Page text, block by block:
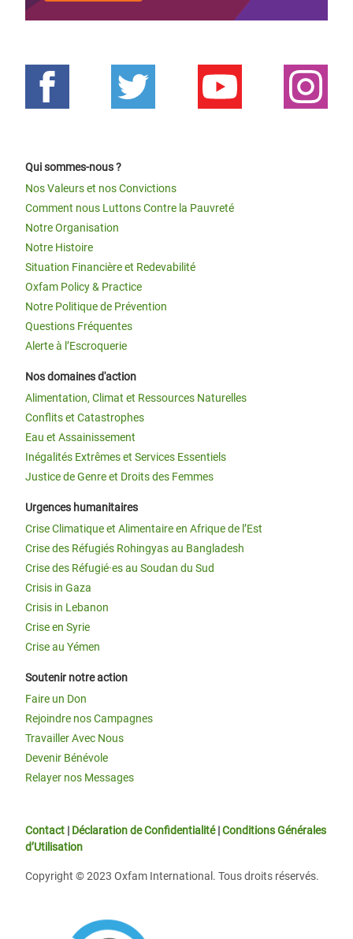
Qui sommes-nous ?
Nos Valeurs et nos Convictions
Comment nous Luttons Contre la Pauvreté
Notre Organisation
Notre Histoire
Situation Financière et Redevabilité
Oxfam Policy & Practice
Notre Politique de Prévention
Questions Fréquentes
Alerte à l’Escroquerie
Nos domaines d'action
Alimentation, Climat et Ressources Naturelles
Conflits et Catastrophes
Eau et Assainissement
Inégalités Extrêmes et Services Essentiels
Justice de Genre et Droits des Femmes
Urgences humanitaires
Crise Climatique et Alimentaire en Afrique de l’Est
Crise des Réfugiés Rohingyas au Bangladesh
Crise des Réfugié·es au Soudan du Sud
Crisis in Gaza
Crisis in Lebanon
Crise en Syrie
Crise au Yémen
Soutenir notre action
Faire un Don
Rejoindre nos Campagnes
Travailler Avec Nous
Devenir Bénévole
Relayer nos Messages
Contact | Déclaration de Confidentialité|Conditions Générales
d’Utilisation
Copyright © 2023 Oxfam International. Tous droits réservés.